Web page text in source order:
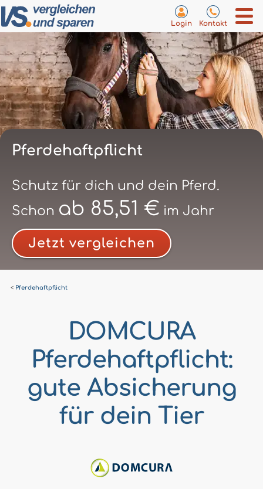
Login Kontakt
Pferdehaftpflicht
Schutz für dich und dein Pferd.
Schon ab 85,51 € im Jahr
Jetzt vergleichen
Pferdehaftpflicht
DOMCURA
Pferdehaftpflicht:
gute Absicherung
für dein Tier